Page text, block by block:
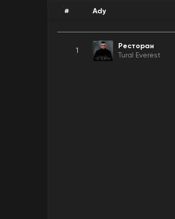
# Ady
1
Ресторан
Tural Everest